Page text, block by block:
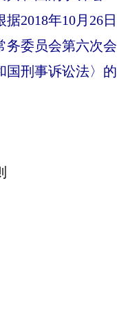
2018年10月26日
务委员会第六次会
国刑事诉讼法〉的